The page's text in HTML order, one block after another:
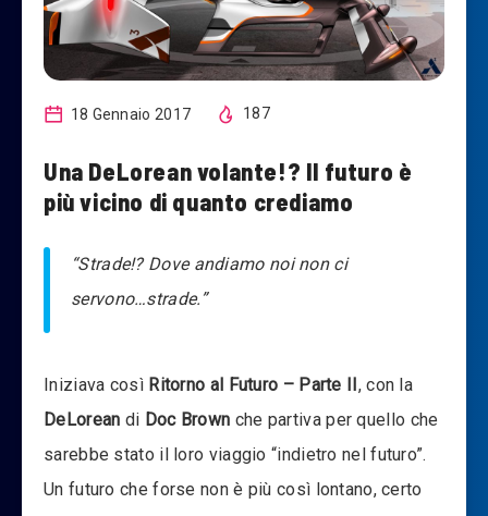
18 Gennaio 2017 187
Una DeLorean volante!? Il futuro è
più vicino di quanto crediamo
“Strade!? Dove andiamo noi non ci
servono…strade.”
Iniziava così Ritorno al Futuro – Parte II, con la
DeLorean di Doc Brown che partiva per quello che
sarebbe stato il loro viaggio “indietro nel futuro”.
Un futuro che forse non è più così lontano, certo